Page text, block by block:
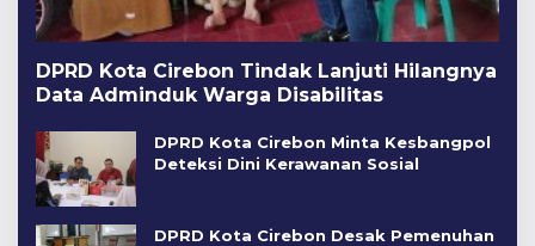
DPRD Kota Cirebon Tindak Lanjuti Hilangnya
Data Adminduk Warga Disabilitas
DPRD Kota Cirebon Minta Kesbangpol
Deteksi Dini Kerawanan Sosial
DPRD Kota Cirebon Desak Pemenuhan